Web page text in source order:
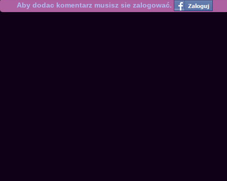
Aby dodac komentarz musisz sie zalogować.